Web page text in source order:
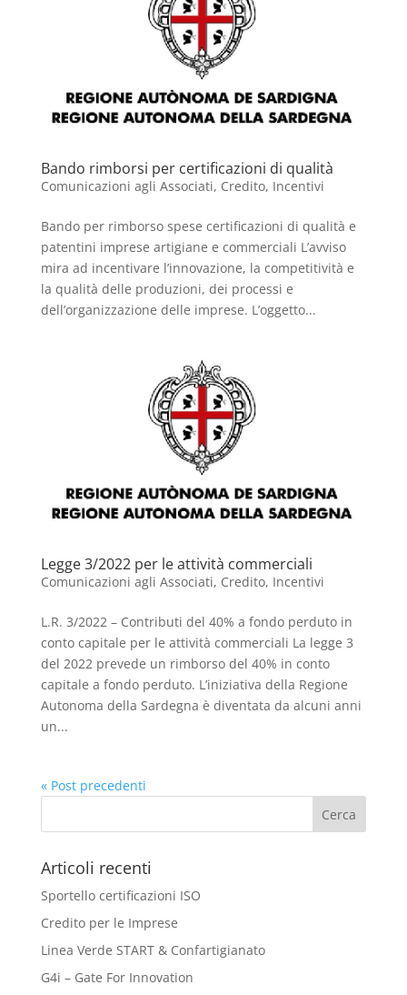
Bando rimborsi per certificazioni di qualità
Comunicazioni agli Associati, Credito, Incentivi
Bando per rimborso spese certificazioni di qualità e
patentini imprese artigiane e commerciali L’avviso
mira ad incentivare l’innovazione, la competitività e
la qualità delle produzioni, dei processi e
dell’organizzazione delle imprese. L’oggetto...
Legge 3/2022 per le attività commerciali
Comunicazioni agli Associati, Credito, Incentivi
L.R. 3/2022 – Contributi del 40% a fondo perduto in
conto capitale per le attività commerciali La legge 3
del 2022 prevede un rimborso del 40% in conto
capitale a fondo perduto. L’iniziativa della Regione
Autonoma della Sardegna è diventata da alcuni anni
un...
« Post precedenti
Articoli recenti
Sportello certificazioni ISO
Credito per le Imprese
Linea Verde START & Confartigianato
G4i – Gate For Innovation